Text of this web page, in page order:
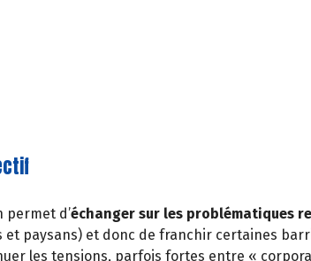
permet d’échanger sur les problématiques
et paysans) et donc de franchir certaines
les tensions, parfois fortes entre «